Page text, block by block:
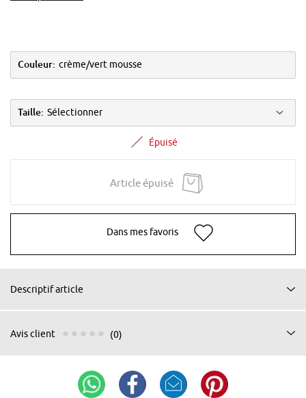
Couleur: crème/vert mousse
Taille: Sélectionner
Épuisé
Article épuisé
Dans mes favoris
Descriptif article
Avis client (0)